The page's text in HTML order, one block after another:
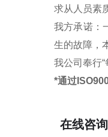
求从人员素
我方承诺：
生的故障，
我公司奉行
*通过
在线咨询